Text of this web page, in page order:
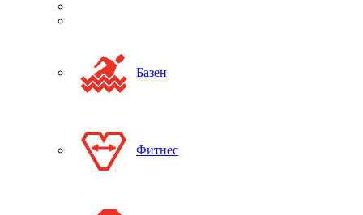
Базен
Фитнес